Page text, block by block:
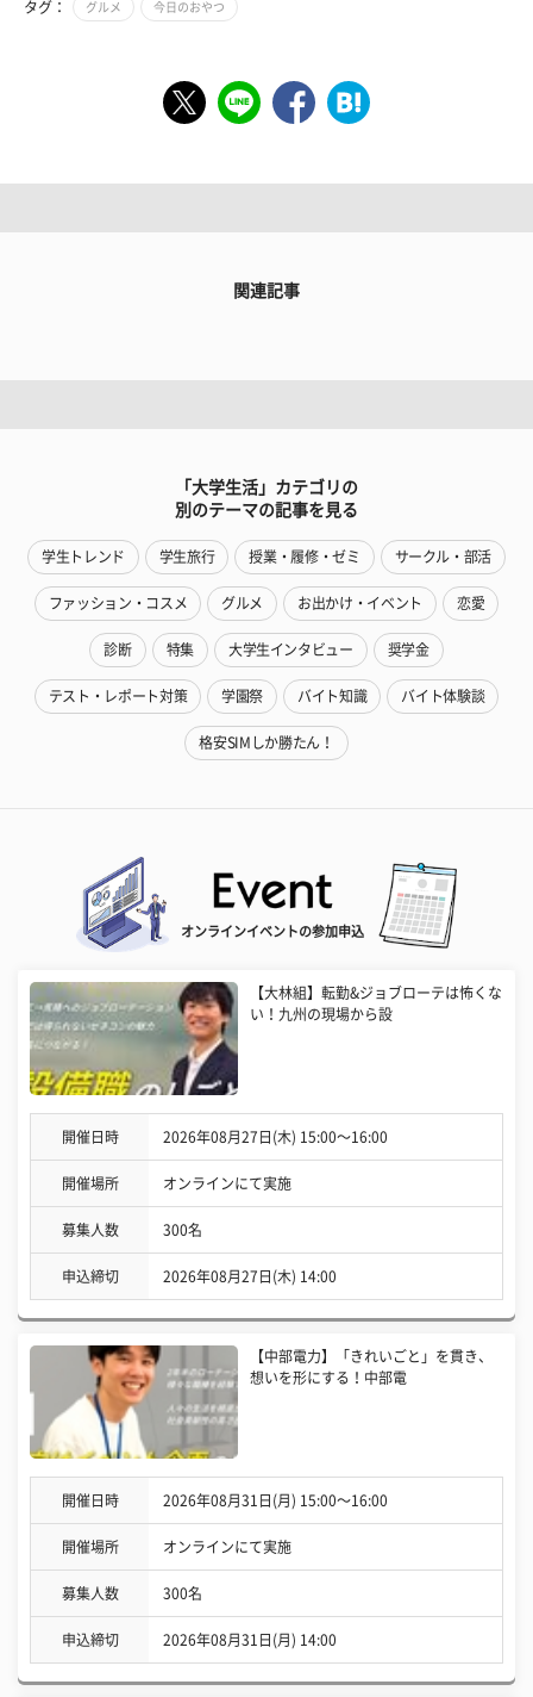
タグ： グルメ 今日のおやつ
関連記事
「大学生活」カテゴリの
別のテーマの記事を見る
学生トレンド 学生旅行 授業・履修・ゼミ サークル・部活
ファッション・コスメ グルメ お出かけ・イベント 恋愛
診断 特集 大学生インタビュー 奨学金
テスト・レポート対策 学園祭 バイト知識 バイト体験談
格安SIMしか勝たん！
オンラインイベントの参加申込
【大林組】転勤&ジョブローテは怖くな
い！九州の現場から設
開催日時 2026年08月27日(木) 15:00〜16:00
開催場所 オンラインにて実施
募集人数 300名
申込締切 2026年08月27日(木) 14:00
【中部電力】「きれいごと」を貫き、
想いを形にする！中部電
開催日時 2026年08月31日(月) 15:00〜16:00
開催場所 オンラインにて実施
募集人数 300名
申込締切 2026年08月31日(月) 14:00